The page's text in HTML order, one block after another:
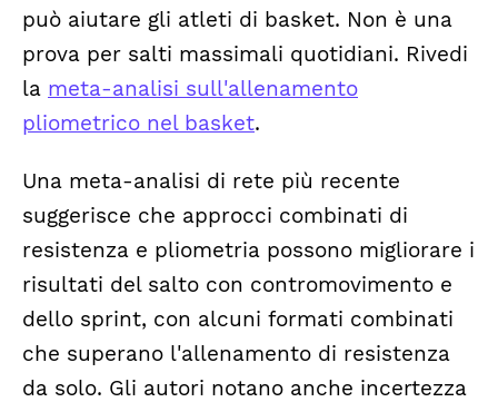
può aiutare gli atleti di basket. Non è una
prova per salti massimali quotidiani. Rivedi
la meta-analisi sull'allenamento
pliometrico nel basket.
Una meta-analisi di rete più recente
suggerisce che approcci combinati di
resistenza e pliometria possono migliorare i
risultati del salto con contromovimento e
dello sprint, con alcuni formati combinati
che superano l'allenamento di resistenza
da solo. Gli autori notano anche incertezza